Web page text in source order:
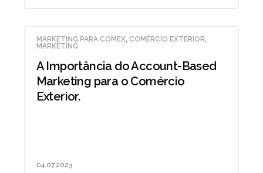
MARKETING PARA COMEX, COMÉRCIO EXTERIOR,
MARKETING
A Importância do Account-Based
Marketing para o Comércio
Exterior.
04.07.2023